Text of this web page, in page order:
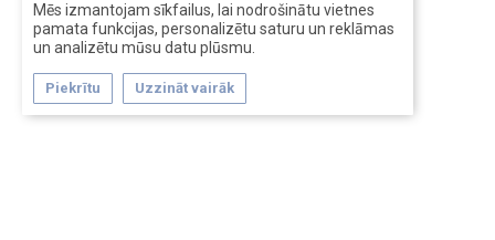
Mēs izmantojam sīkfailus, lai nodrošinātu vietnes
pamata funkcijas, personalizētu saturu un reklāmas
un analizētu mūsu datu plūsmu.
Piekrītu Uzzināt vairāk